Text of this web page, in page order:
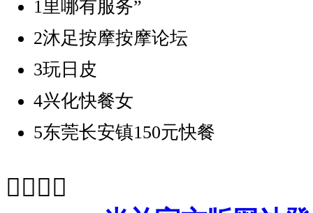
1 里哪有服务”
2沐足按摩按摩论坛
3玩日皮
4兴化快餐女
5东莞长安镇150元快餐
